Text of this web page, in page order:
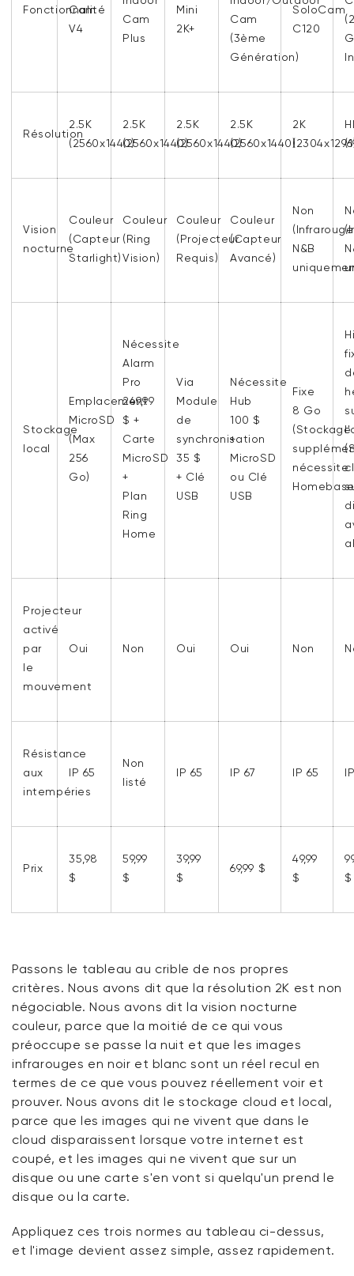
Fonctionnalité
Cam
V4
Cam
Plus
Mini
2K+
Cam
(3ème
Génération)
SoloCam
C120
Résolution
2.5K
(2560x1440)
2.5K
(2560x1440)
2.5K
(2560x1440)
2.5K
(2560x1440)
2K
Vision
nocturne
Couleur
(Capteur
Starlight)
Couleur
(Ring
Vision)
Couleur
(Projecteur
Requis)
Couleur
(Capteur
Avancé)
Non
(Infrarouge
N&B
Stockage
local
Emplacement
MicroSD
(Max
256
Go)
Nécessite
Alarm
Pro
249,99
$ +
Carte
MicroSD
+
Plan
Ring
Home
Via
Module
de
synchronisation
35 $
+ Clé
USB
Nécessite
Hub
100 $
+
MicroSD
ou Clé
USB
Fixe
8 Go
(Stockage
nécessite
Projecteur
activé
par
le
mouvement
Oui Non Oui Oui Non
Résistance
aux
intempéries
IP 65
Non
listé
IP 65 IP 67 IP 65
Prix
35,98
$
59,99
$
39,99
$
69,99 $
49,99
$
$
Passons le tableau au crible de nos propres
critères. Nous avons dit que la résolution 2K est non
négociable. Nous avons dit la vision nocturne
couleur, parce que la moitié de ce qui vous
préoccupe se passe la nuit et que les images
infrarouges en noir et blanc sont un réel recul en
termes de ce que vous pouvez réellement voir et
prouver. Nous avons dit le stockage cloud et local,
parce que les images qui ne vivent que dans le
cloud disparaissent lorsque votre internet est
coupé, et les images qui ne vivent que sur un
disque ou une carte s'en vont si quelqu'un prend le
disque ou la carte.
Appliquez ces trois normes au tableau ci-dessus,
et l'image devient assez simple, assez rapidement.